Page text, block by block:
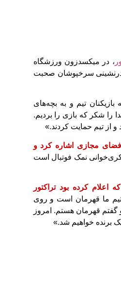
، در میکسدزون ورزشگاه
سرخپوشان صحبت
بازیکنان تیم و به بچه‌های
را شکر که بازی را بردیم.
از تیم حمایت کردند.»
فضای مجازی اشاره کرد و
کری‌خوانی نمک فوتبال است
کرده بود تراکتور
ما قهرمان است و روی
گفتم قهرمان هستم. امروز
برنده خواهیم شد.»